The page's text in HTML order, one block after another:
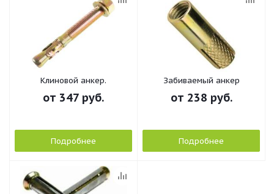
Клиновой анкер.
от 347 руб.
Подробнее
Забиваемый анкер
от 238 руб.
Подробнее